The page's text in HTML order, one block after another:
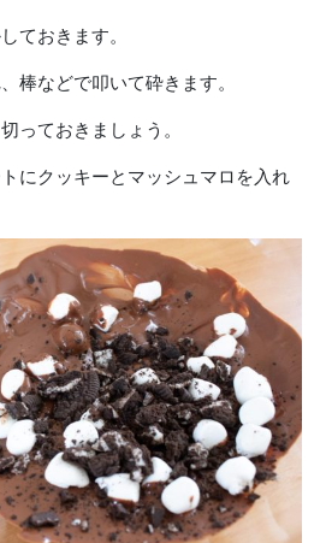
ておきます。
棒などで叩いて砕きます。
っておきましょう。
にクッキーとマッシュマロを入れ